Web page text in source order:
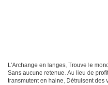
L’Archange en langes, Trouve le
Sans aucune retenue. Au lieu de
transmutent en haine, Détruisent des